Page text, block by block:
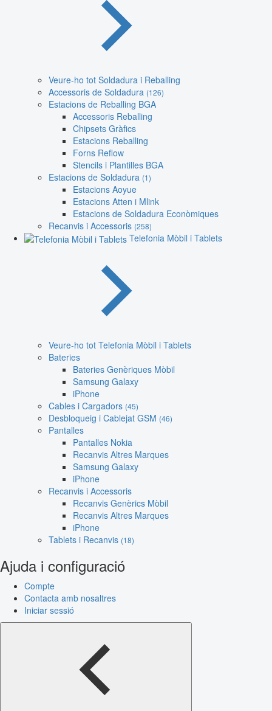
Veure-ho tot Soldadura i Reballing
Accessoris de Soldadura (126)
Estacions de Reballing BGA
Accessoris Reballing
Chipsets Gràfics
Estacions Reballing
Forns Reflow
Stencils i Plantilles BGA
Estacions de Soldadura (1)
Estacions Aoyue
Estacions Atten i Mlink
Estacions de Soldadura Econòmiques
Recanvis i Accessoris (258)
Telefonia Mòbil i Tablets
Veure-ho tot Telefonia Mòbil i Tablets
Bateries
Bateries Genèriques Mòbil
Samsung Galaxy
iPhone
Cables i Cargadors (45)
Desbloqueig i Cablejat GSM (46)
Pantalles
Pantalles Nokia
Recanvis Altres Marques
Samsung Galaxy
iPhone
Recanvis i Accessoris
Recanvis Genèrics Mòbil
Recanvis Altres Marques
iPhone
Tablets i Recanvis (18)
Ajuda i configuració
Compte
Contacta amb nosaltres
Iniciar sessió